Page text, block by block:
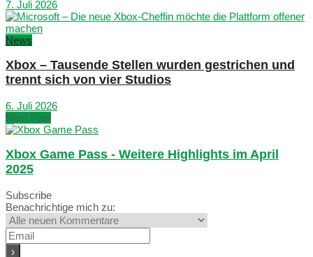
7. Juli 2026
News
Xbox – Tausende Stellen wurden gestrichen und
trennt sich von vier Studios
6. Juli 2026
Next Post
Xbox Game Pass - Weitere Highlights im April
2025
Subscribe
Benachrichtige mich zu: